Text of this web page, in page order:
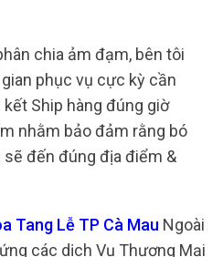
chia ảm đạm, bên tôi
phục vụ cực kỳ cần
Ship hàng đúng giờ
nhằm bảo đảm rằng bó
sẽ đến đúng địa điểm &
Tang Lễ TP Cà Mau Ngoài
các dịch Vụ Thương Mại